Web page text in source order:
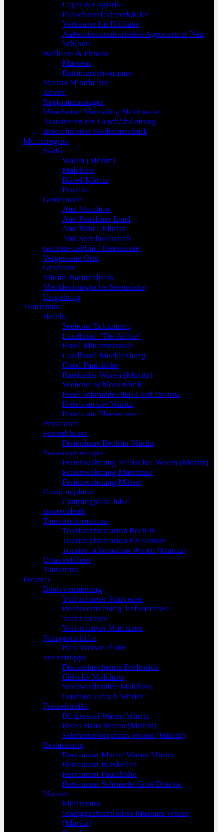
Lager & Logistik
Fleischereifachverkäufer
Verkäufer für Hofkäse
Außendienstmitarbeiter Agropartner Neu
Schloen
Wellness & Fitness
Masseur
Rettungsschwimmer
Marina Mitarbeiter
Küster
Regionalmanager
Mitarbeiter Marketing Müritzeum
Assistenten der Geschäftsleitung
Bereichsleiter Medizintechnik
Müritzregion
Städte
Waren (Müritz)
Malchow
Röbel/Müritz
Penzlin
Gemeinden
Amt Malchow
Amt Penzliner Land
Amt Röbel-Müritz
Amt Seenlandschaft
Göhren-Lebbin / Fleesensee
Vergessene Orte
Gewässer
Müritz-Nationalpark
Mecklenburgische Seenplatte
Umgebung
Tourismus
Hotels
Seehotel Ecktannen
Landhotel "Die Arche"
Hotel Müritzterrasse
Landhotel Mecklenburg
Hotel Paulshöhe
Ratskeller Waren (Müritz)
Seehotel Schloss Klink
Hotel schmiede1860 Groß Dratow
Hotels an der Müritz
Hotels am Fleesensee
Pensionen
Ferienhäuser
Ferienhaus Rechlin Müritz
Ferienwohnungen
Ferienwohnung Vielist bei Waren (Müritz)
Ferienwohnung Müritzsee
Ferienwohnung Mirow
Campingplätze
Campingplatz Jabel
Bootsurlaub
Touristinformation
Touristinformation Rechlin
Touristinformation Fleesensee
Tourist-Information Waren (Müritz)
Urlaubsführer
Tourismus
Freizeit
Bootsvermietung
Yachtcharter Schroeder
Bootsvermietung Tiefwarensee
Yacht-mieten
Yachtcharter Müritzsee
Fahrgastschiffe
Blau Weisse Flotte
Freizeittipps
Feldsteinscheune Bollewick
Eishalle Malchow
Stadtwindmühle Malchow
Outdoor-Urlaub Müritz
Freizeittreffs
Bürgersaal Waren Müritz
Rotes Haus Waren (Müritz)
Schmetterlingshaus Waren (Müritz)
Restaurants
Restaurant Moritz Waren Müritz
Restaurant Ratskeller
Restaurant Paulshöhe
Restaurant Schmiede Groß Dratow
Museen
Müritzeum
Stadtgeschichtliches Museum Waren
(Müritz)